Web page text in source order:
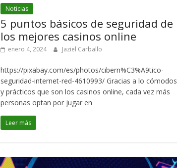
Noticias
5 puntos básicos de seguridad de
los mejores casinos online
enero 4, 2024 Jaziel Carballo
https://pixabay.com/es/photos/cibern%C3%A9tico-
seguridad-internet-red-4610993/ Gracias a lo cómodos
y prácticos que son los casinos online, cada vez más
personas optan por jugar en
Leer más